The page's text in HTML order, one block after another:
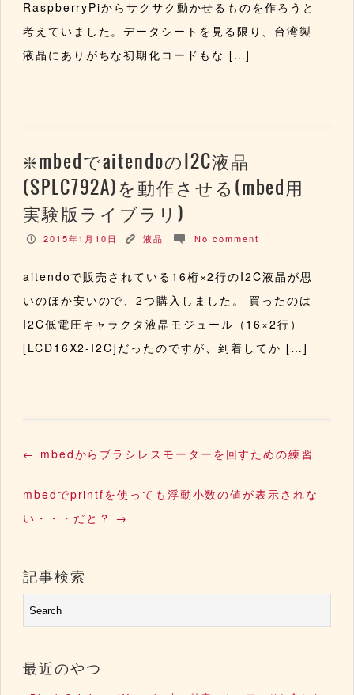
RaspberryPiからサクサク動かせるものを作ろうと
考えていました。データシートを見る限り、台湾製
液晶にありがちな初期化コードもな […]
mbedでaitendoのI2C液晶
(SPLC792A)を動作させる(mbed用
実験版ライブラリ)
P 2015年1月10日 K 液晶 c No comment
aitendoで販売されている16桁×2行のI2C液晶が思
いのほか安いので、2つ購入しました。 買ったのは
I2C低電圧キャラクタ液晶モジュール（16×2行）
[LCD16X2-I2C]だったのですが、到着してか […]
← mbedからブラシレスモーターを回すための練習
mbedでprintfを使っても浮動小数の値が表示されな
い・・・だと？ →
記事検索
最近のやつ